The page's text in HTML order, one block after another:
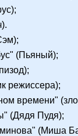
(Пьяный);
режиссера);
времени"
(Дядя Пудя);
(Миша